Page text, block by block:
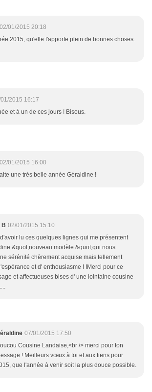
02/01/2015 20:18
2015, qu'elle t'apporte plein de bonnes choses.
2015 16:17
et à un de ces jours ! Bisous.
02/01/2015 16:00
une très belle année Géraldine !
B 02/01/2015 15:10
lu ces quelques lignes qui me présentent
&quot;nouveau modèle &quot;qui nous
sérénité chèrement acquise mais tellement
et d' enthousiasme ! !Merci pour ce
et affectueuses bises d' une lointaine cousine
07/01/2015 17:50
Cousine Landaise,<br /> merci pour ton
! Meilleurs vœux à toi et aux tiens pour
que l'année à venir soit la plus douce possible.